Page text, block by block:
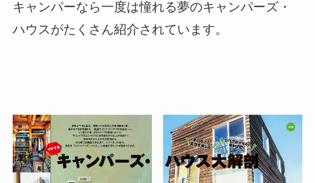
キャンパーなら一度は憧れる夢のキャンパーズ・
ハウスがたくさん紹介されています。